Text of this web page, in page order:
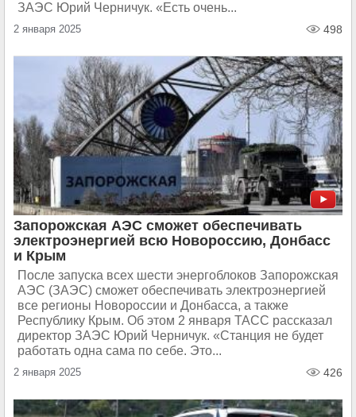
ЗАЭС Юрий Черничук. «Есть очень...
2 января 2025 498
Запорожская АЭС сможет обеспечивать
электроэнергией всю Новороссию, Донбасс
и Крым
После запуска всех шести энергоблоков Запорожская
АЭС (ЗАЭС) сможет обеспечивать электроэнергией
все регионы Новороссии и Донбасса, а также
Республику Крым. Об этом 2 января ТАСС рассказал
директор ЗАЭС Юрий Черничук. «Станция не будет
работать одна сама по себе. Это...
2 января 2025 426